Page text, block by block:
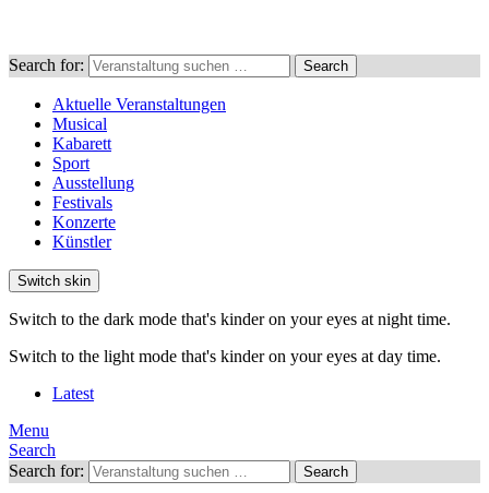
Search for: Search
Aktuelle Veranstaltungen
Musical
Kabarett
Sport
Ausstellung
Festivals
Konzerte
Künstler
Switch skin
Switch to the dark mode that's kinder on your eyes at night time.
Switch to the light mode that's kinder on your eyes at day time.
Latest
Menu
Search
Search for:
Search